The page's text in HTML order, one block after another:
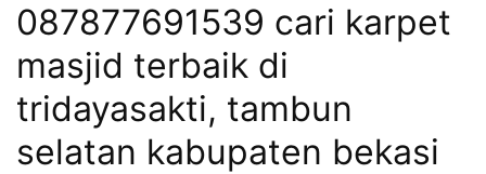
087877691539 cari karpet
masjid terbaik di
tridayasakti, tambun
selatan kabupaten bekasi